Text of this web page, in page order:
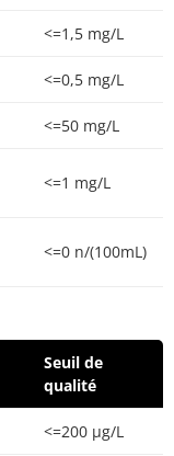
<=1,5 mg/L
<=0,5 mg/L
<=50 mg/L
<=1 mg/L
<=0 n/(100mL)
Seuil de
qualité
<=200 µg/L